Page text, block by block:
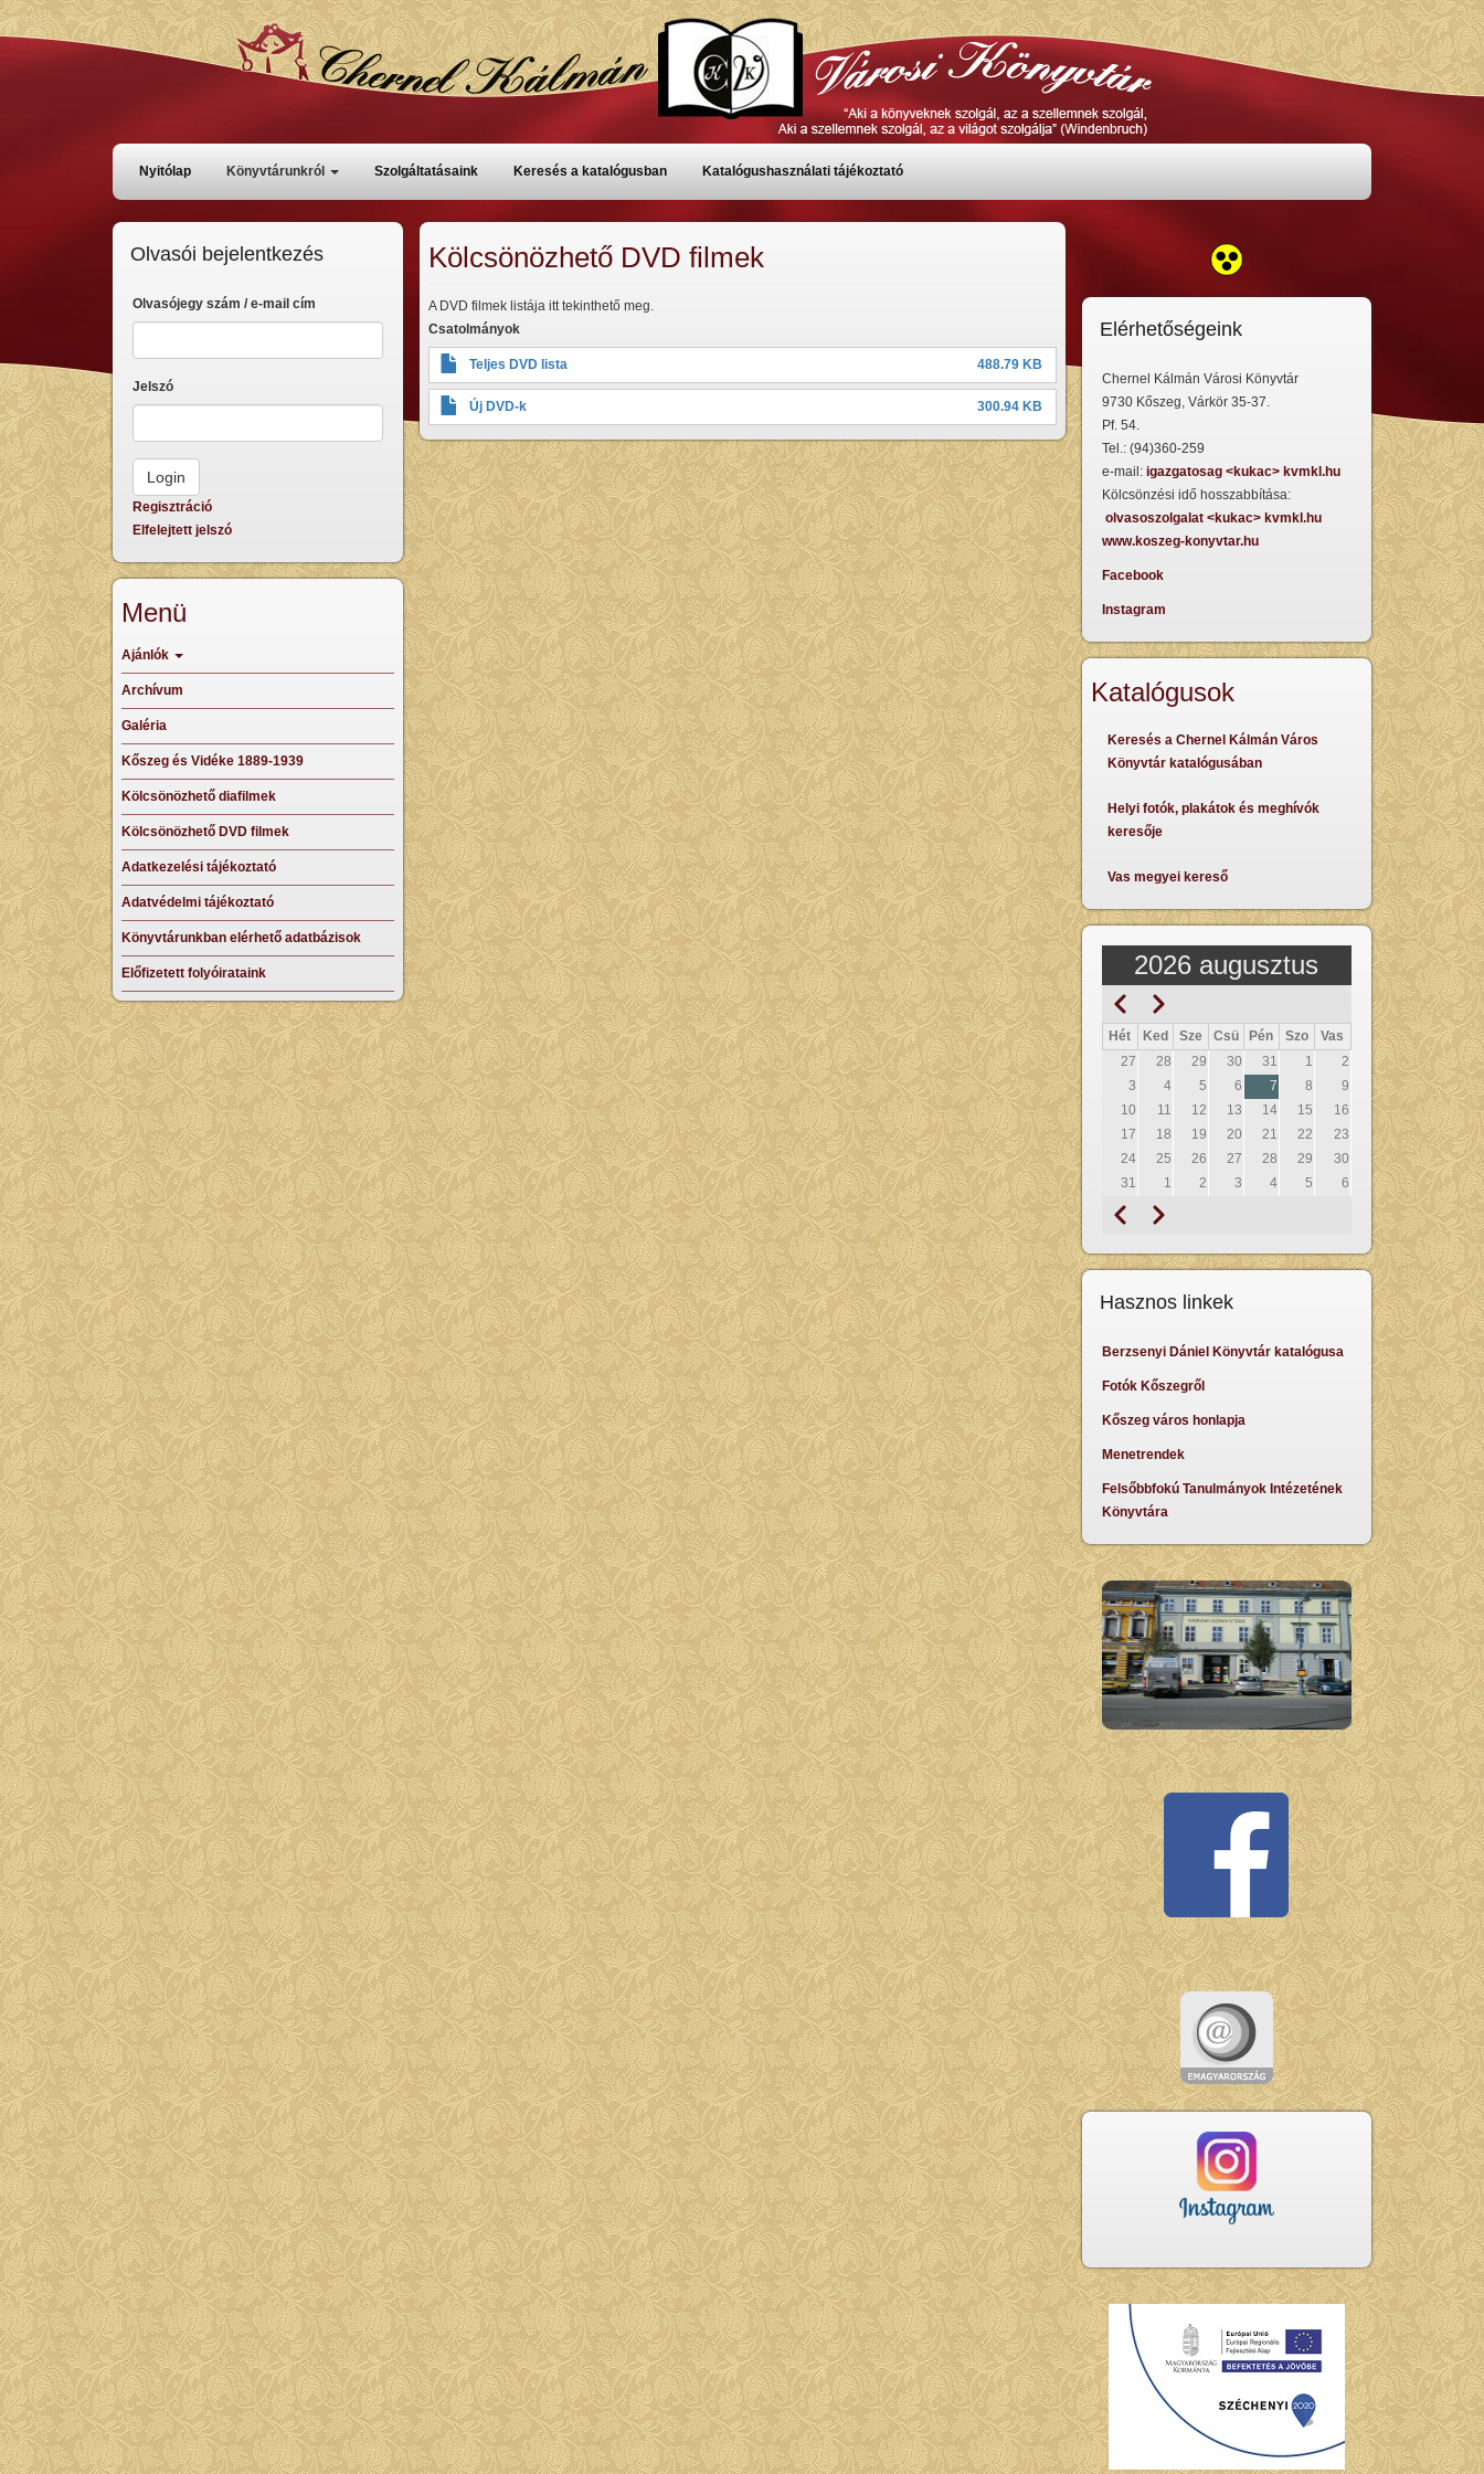
Ugrás
Főmenü
Nyitólap Könyvtárunkról Szolgáltatásaink Keresés a katalógusban Katalógushasználati tájékoztató
Kölcsönözhető DVD filmek
A DVD filmek listája itt tekinthető meg.
Csatolmányok
Teljes DVD lista 488.79 KB
Új DVD-k 300.94 KB
Olvasói bejelentkezés
Olvasójegy szám / e-mail cím
Jelszó
Regisztráció
Elfelejtett jelszó
Menü
Ajánlók
Archívum
Galéria
Kőszeg és Vidéke 1889-1939
Kölcsönözhető diafilmek
Kölcsönözhető DVD filmek
Adatkezelési tájékoztató
Adatvédelmi tájékoztató
Könyvtárunkban elérhető adatbázisok
Előfizetett folyóirataink
Elérhetőségeink
Chernel Kálmán Városi Könyvtár
9730 Kőszeg, Várkör 35-37.
Pf. 54.
Tel.: (94)360-259
e-mail: igazgatosag <kukac> kvmkl.hu
Kölcsönzési idő hosszabbítása:
olvasoszolgalat <kukac> kvmkl.hu
www.koszeg-konyvtar.hu
Facebook
Instagram
Katalógusok
Keresés a Chernel Kálmán Város
Könyvtár katalógusában
Helyi fotók, plakátok és meghívók
keresője
Vas megyei kereső
2026 augusztus
Oldalszámozás
Előző Következő
Hét Ked Sze Csü Pén Szo
Vas
27
28 29 30 31 1
2
3
4 5 6 7 8
9
10
11 12 13 14 15
16
17
18 19 20 21 22
23
24
25 26 27 28 29
30
31
1 2 3 4 5 6
Oldalszámozás
Előző Következő
Hasznos linkek
Berzsenyi Dániel Könyvtár katalógusa
Fotók Kőszegről
Kőszeg város honlapja
Menetrendek
Felsőbbfokú Tanulmányok Intézetének
Könyvtára